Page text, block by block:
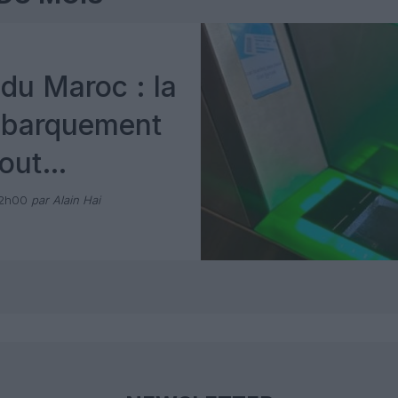
Maroc : la
Pax
par Alain Hai